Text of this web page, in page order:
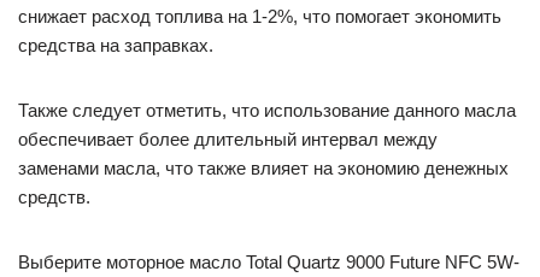
снижает расход топлива на 1-2%, что помогает экономить
средства на заправках.
Также следует отметить, что использование данного масла
обеспечивает более длительный интервал между
заменами масла, что также влияет на экономию денежных
средств.
Выберите моторное масло Total Quartz 9000 Future NFC 5W-